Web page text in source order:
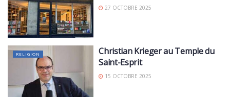
27 OCTOBRE 2025
RELIGION
Christian Krieger au Temple du
Saint-Esprit
15 OCTOBRE 2025